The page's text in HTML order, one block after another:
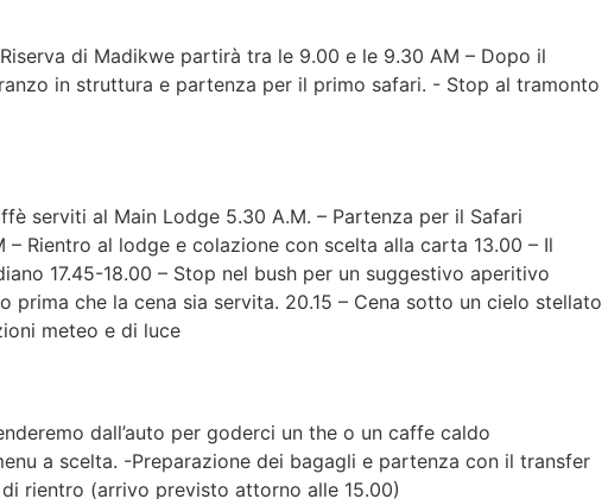
di Madikwe partirà tra le 9.00 e le 9.30 AM – Dopo il
in struttura e partenza per il primo safari. - Stop al tramonto
serviti al Main Lodge 5.30 A.M. – Partenza per il Safari
Rientro al lodge e colazione con scelta alla carta 13.00 – Il
17.45-18.00 – Stop nel bush per un suggestivo aperitivo
che la cena sia servita. 20.15 – Cena sotto un cielo stellato
meteo e di luce
dall’auto per goderci un the o un caffe caldo
a scelta. -Preparazione dei bagagli e partenza con il transfer
rientro (arrivo previsto attorno alle 15.00)